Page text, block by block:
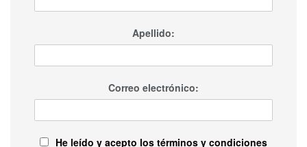
Apellido:
Correo electrónico:
He leído y acepto los términos y condiciones